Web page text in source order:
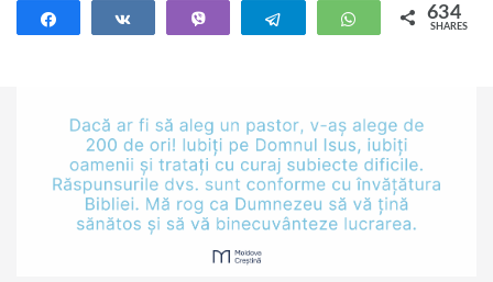
Telegram WhatsApp
634
SHARES